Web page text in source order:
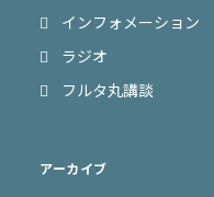
インフォメーション
ラジオ
フルタ丸講談
アーカイブ